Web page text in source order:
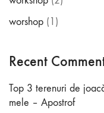
worshop (1)
Recent
Top 3 terenuri de
mele – Apostrof